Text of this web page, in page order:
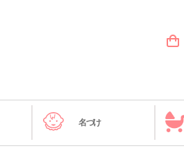
名づけ